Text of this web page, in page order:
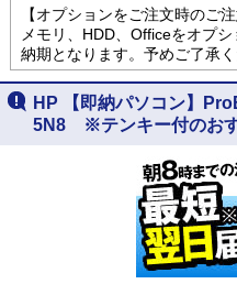
【オプションをご注文時のご注
メモリ、HDD、Officeをオプ
納期となります。予めご了承く
HP 【即納パソコン】
5N8 ※テンキー付のお